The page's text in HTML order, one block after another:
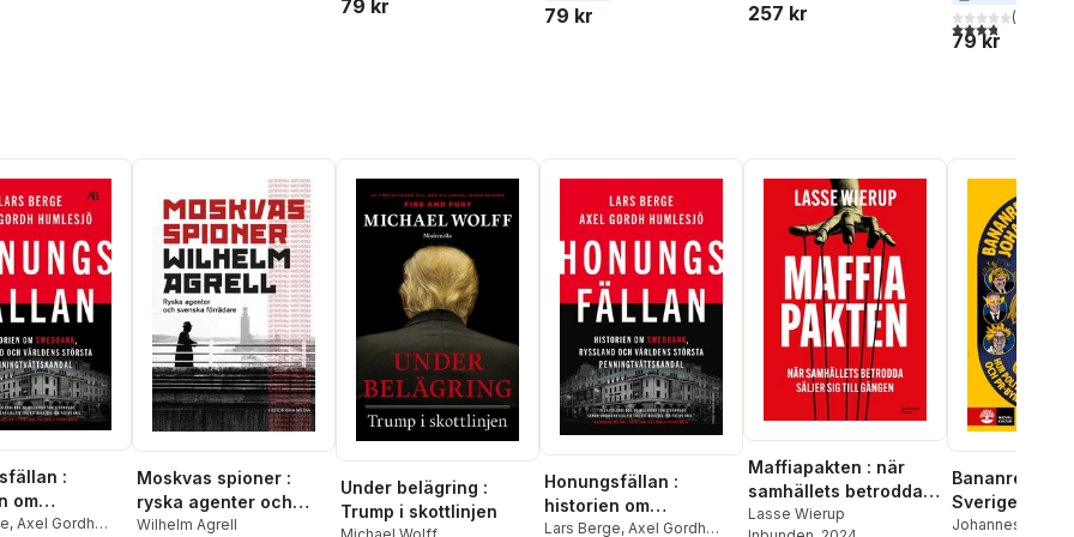
79 kr 79 kr 257 kr
3,8utav 5(
79 kr
:
om
Ryssland
, Axel Gordh
Moskvas spioner :
ryska agenter och
svenska förrädare
Wilhelm Agrell
Under belägring :
Trump i skottlinjen
Honungsfällan :
historien om
Swedbank, Ryssland
Lars Berge, Axel Gordh
Maffiapakten : när
samhällets betrodda
säljer sig till gängen
Lasse Wierup
Sverige : hur
Johannes Klenell